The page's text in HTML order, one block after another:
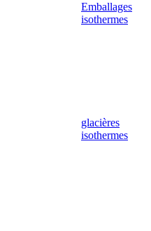
Emballages
isothermes
glacières
isothermes